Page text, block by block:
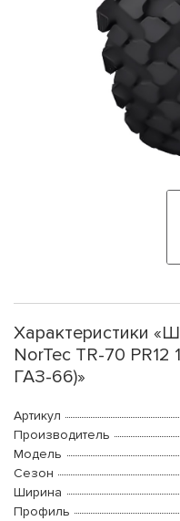
Характеристики
NorTec TR-70 PR12
ГАЗ-66)»
Артикул
Производитель
Модель
Сезон
Ширина
Профиль